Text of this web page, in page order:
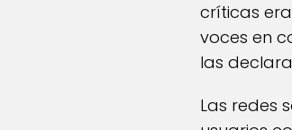
críticas
voces en
las
Las redes